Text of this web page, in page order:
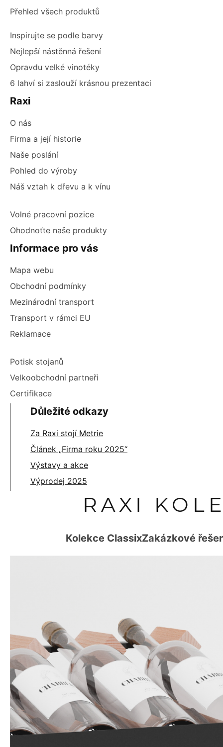
Přehled všech produktů
Inspirujte se podle barvy
Nejlepší nástěnná řešení
Opravdu velké vinotéky
6 lahví si zaslouží krásnou prezentaci
Raxi
O nás
Firma a její historie
Naše poslání
Pohled do výroby
Náš vztah k dřevu a k vínu
Volné pracovní pozice
Ohodnoťte naše produkty
Informace pro vás
Mapa webu
Obchodní podmínky
Mezinárodní transport
Transport v rámci EU
Reklamace
Potisk stojanů
Velkoobchodní partneři
Certifikace
Důležité odkazy
Za Raxi stojí Metrie
Článek „Firma roku 2025“
Výstavy a akce
Výprodej 2025
RAXI
Kolekce ClassixZakázkové